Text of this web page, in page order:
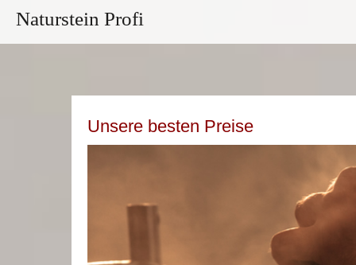
Naturstein Profi
Unsere besten Preise